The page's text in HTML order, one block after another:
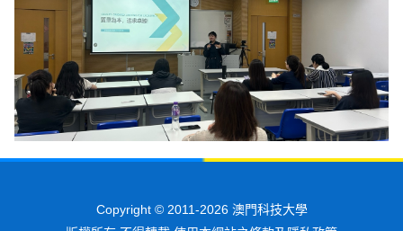
Copyright © 2011-2026 澳門科技大學